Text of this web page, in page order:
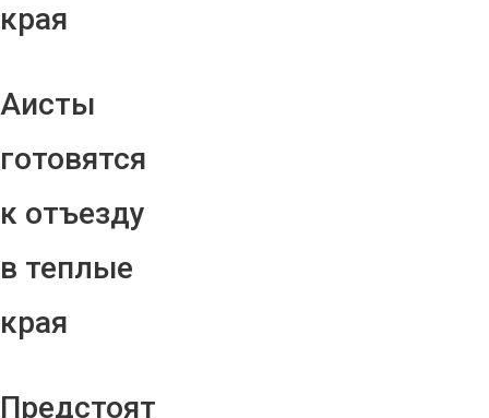
края
Аисты
готовятся
к отъезду
в теплые
края
Предстоят